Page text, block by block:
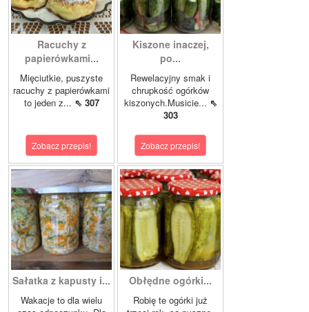
Racuchy z
papierówkami...
Mięciutkie, puszyste
racuchy z papierówkami
to jeden z... ⇖ 307
Zobacz przepis!
Kiszone inaczej,
po...
Rewelacyjny smak i
chrupkość ogórków
kiszonych.Musicie... ⇖
303
Zobacz przepis!
Sałatka z kapusty i...
Wakacje to dla wielu
Obłędne ogórki...
Robię te ogórki już